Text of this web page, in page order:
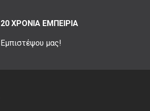
20 ΧΡΟΝΙΑ ΕΜΠΕΙΡΙΑ
Εμπιστέψου μας!